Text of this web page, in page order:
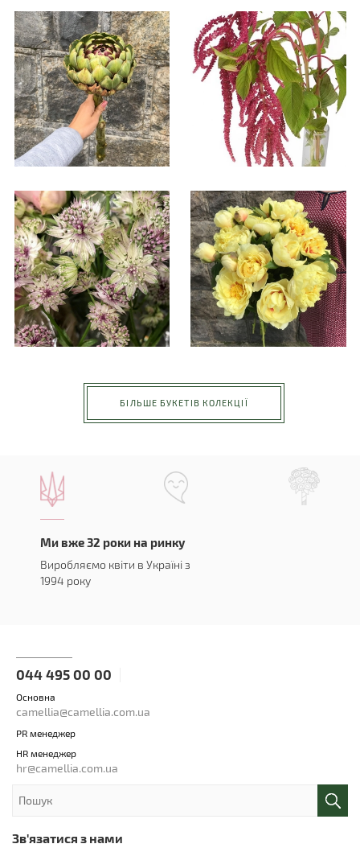
БІЛЬШЕ БУКЕТІВ КОЛЕКЦІЇ
Ми вже 32 роки на ринку
Виробляємо квіти в Україні з
1994 року
044 495 00 00
Основна
camellia@camellia.com.ua
PR менеджер
HR менеджер
hr@camellia.com.ua
Зв'язатися з нами